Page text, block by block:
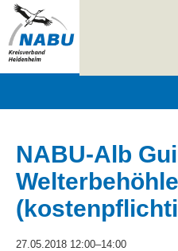
NABU-Alb
27.05.2018 12:00–14:00